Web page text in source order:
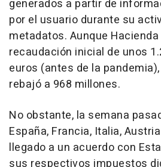
generados a partir de
por el usuario durante su
metadatos. Aunque
recaudación inicial de unos
euros (antes de la
rebajó a 968 millones.
No obstante, la semana
España, Francia, Italia,
llegado a un acuerdo con
sus respectivos impuestos